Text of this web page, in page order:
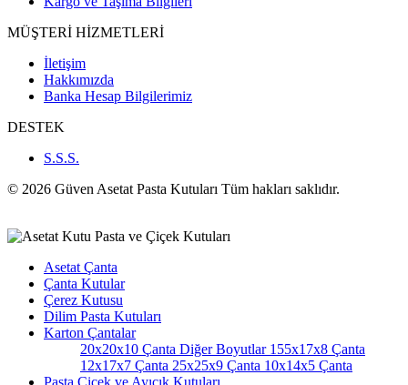
MÜŞTERİ HİZMETLERİ
İletişim
Hakkımızda
Banka Hesap Bilgilerimiz
DESTEK
S.S.S.
© 2026 Güven Asetat Pasta Kutuları Tüm hakları saklıdır.
Asetat Çanta
Çanta Kutular
Çerez Kutusu
Dilim Pasta Kutuları
Karton Çantalar
20x20x10 Çanta Diğer Boyutlar155x17x8 Çanta
12x17x7 Çanta 25x25x9 Çanta 10x14x5 Çanta
Pasta Çiçek ve Ayıcık Kutuları